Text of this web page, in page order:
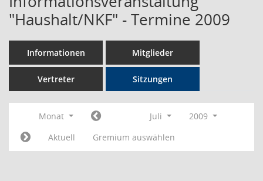
"Haushalt/NKF" - Termine 2009
Informationen Mitglieder
Vertreter Sitzungen
Monat Juli
2009
Aktuell
Gremium auswählen